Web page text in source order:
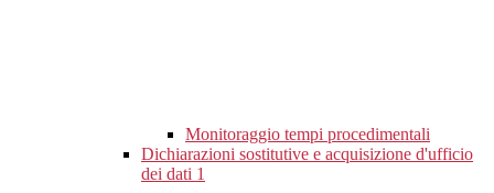
Monitoraggio tempi procedimentali
Dichiarazioni sostitutive e acquisizione d'ufficio
dei dati 1